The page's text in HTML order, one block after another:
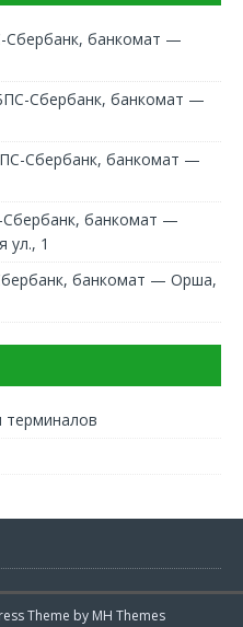
Сбербанк, банкомат —
Сбербанк, банкомат —
Сбербанк, банкомат —
банкомат —
ул., 1
банкомат — Орша,
терминалов
Theme by MH Themes